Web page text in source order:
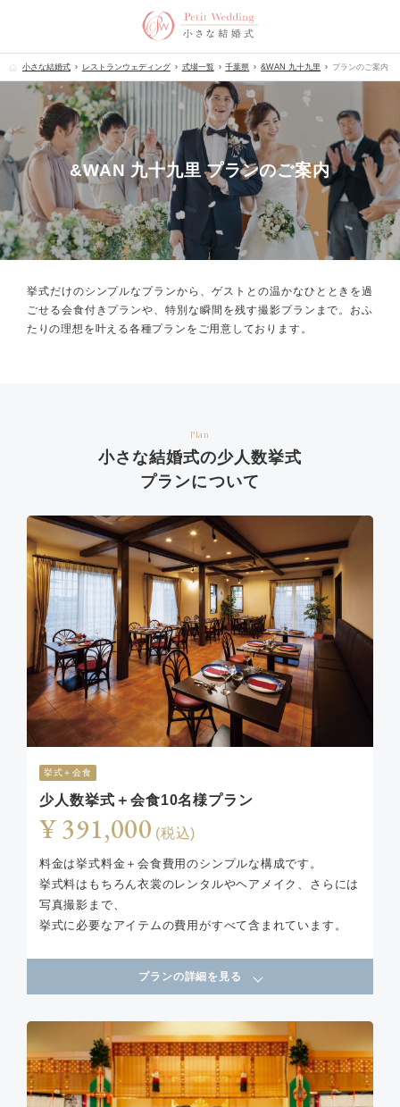
小さな結婚式 レストランウェディング 式場一覧 千葉県 &WAN 九十九里 プランのご案内
&WAN 九十九里 プランのご案内
挙式だけのシンプルなプランから、ゲストとの温かなひとときを過
ごせる会食付きプランや、特別な瞬間を残す撮影プランまで。 おふ
たりの理想を叶える各種プランをご用意しております。
Plan
小さな結婚式の少人数挙式
プランについて
挙式＋会食
少人数挙式＋会食10名様プラン
¥ 391,000 (税込)
料金は挙式料金＋会食費用のシンプルな構成です。
挙式料はもちろん衣裳のレンタルやヘアメイク、さらには
写真撮影まで、
挙式に必要なアイテムの費用がすべて含まれています。
プランの詳細を見る